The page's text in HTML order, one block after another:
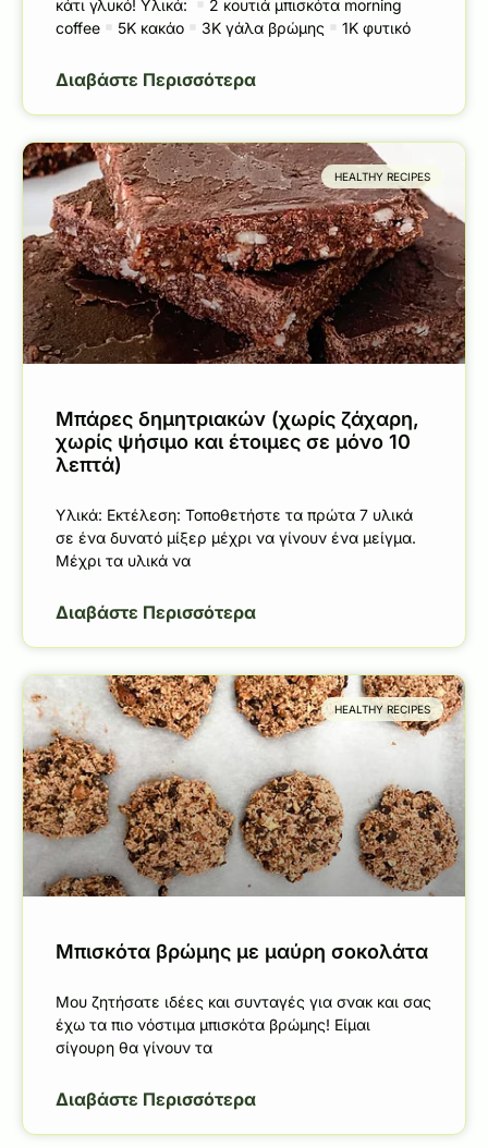
κάτι γλυκό! Υλικά:
2 κουτιά μπισκότα morning
coffee
5Κ κακάο 3Κ γάλα βρώμης 1Κ φυτικό
Διαβάστε Περισσότερα
HEALTHY RECIPES
Μπάρες δημητριακών (χωρίς ζάχαρη,
χωρίς ψήσιμο και έτοιμες σε μόνο 10
λεπτά)
Υλικά: Εκτέλεση: Τοποθετήστε τα πρώτα 7 υλικά
σε ένα δυνατό μίξερ μέχρι να γίνουν ένα μείγμα.
Μέχρι τα υλικά να
Διαβάστε Περισσότερα
HEALTHY RECIPES
Μπισκότα βρώμης με μαύρη σοκολάτα
Μου ζητήσατε ιδέες και συνταγές για σνακ και σας
έχω τα πιο νόστιμα μπισκότα βρώμης! Είμαι
σίγουρη θα γίνουν τα
Διαβάστε Περισσότερα